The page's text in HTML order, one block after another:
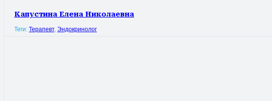
Капустина Елена Николаевна
Теги: Терапевт, Эндокринолог